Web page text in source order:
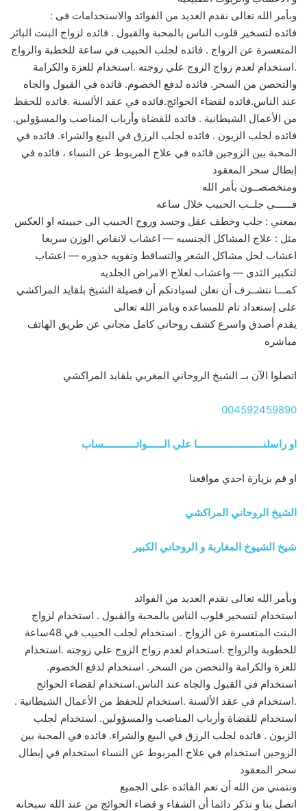
وبأمر الله تعالى نقدم العديد من الفوائد والاستخدامات فى :
فائده لتسخير قلوب الناس بالمحبة والقبول . فائده لزواج البنت البائر
المتعسرة عن الزواج . فائده لجلب الحبيب في ساعة للخطبة والزواج
.استخدام لعدم زواج الزوج علي زوجته .استخدام للعزة والكرامة
والتحصن من السحر. فائده لدفع الخصوم. فائده في القبول والجاه
عند الناس.فائده لقضاء الحوائج.فائده في عقد الألسنة .فائده للحفظ
من الأعمال الشيطانية . فائده للقضاة وأرباب المناصب والمسؤولين.
فائده لجلب الزبون . فائده لجلب الرزق في البيع والشراء. فائده في
المحبة بين الزوجين فائده في علاج المربوط عن النساء ، فائده في
إبطال سحر المعقود
ومتخصصــون بأمر الله
فــــــي جلــب الحبيب خلال ساعه
بمعني : جلب وخطف عقل وجسد وروح الحبيب الى حبيبته او العكس
مثل : علاج المشاكل الجنسيه — اعشاب لانقاص الوزن سريعا
اعشاب لحل مشاكل الشعر والتساقط وتقويه جذوره — اعشاب
لتكبير الثدى — واعشاب لعلاج الامراض الجلديه
كمـــا نتشــرف أن نعلن لسيادتكم أن فضيلة الشيخ بلقايد المراكشي
على إستعداد تام للمساعده وبامر الله تعالى
يقدم أصدق واسرع كشف روحاني كامل مجاني عن طريق الهاتف
مباشره
اتصلوا الآن بــ الشيخ الروحاني المغربي بلقايد المراكشي
004592459890
او راسلنــــــــــــــــــــــــا علي الــــــواتــــــــــــساب
او قم بزيارة احدي مواقعنا
الشيخ الروحاني المراكشي
شيخ الشيوخ المغاربة و الروحاني الكبير
وبأمر الله تعالى نقدم العديد من الفوائد
استخدام لتسخير قلوب الناس بالمحبة والقبول . استخدام لزواج
البنت المتعسرة عن الزواج . استخدام لجلب الحبيب في 48ساعة
للخطوبة والزواج .استخدام لعدم زواج الزوج علي زوجته .استخدام
للعزة والكرامة والتحصن من السحر. استخدام لدفع الخصوم.
استخدام في القبول والجاه عند الناس.استخدام لقضاء الحوائج
.استخدام في عقد الألسنة .استخدام للحفظ من الأعمال الشيطانية .
استخدام للقضاة وأرباب المناصب والمسؤولين. استخدام لجلب
الزبون . فائده لجلب الرزق في البيع والشراء. فائده في المحبة بين
الزوجين استخدام في علاج المربوط عن النساء استخدام في إبطال
سحر المعقود
ونتمني من الله أن تعم الفائده على الجميع
اتصل بنا و تذكر دائما أن الشفاء و قضاء الحوائج من عند الله سبحانه